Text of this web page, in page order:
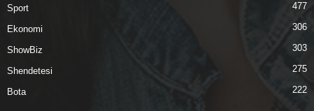
Sport 477
Ekonomi 306
ShowBiz 303
Shendetesi 275
Bota 222